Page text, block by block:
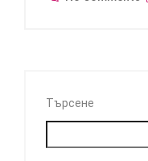
Търсене